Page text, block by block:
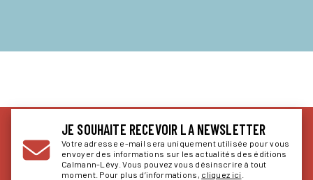
JE SOUHAITE RECEVOIR LA NEWSLETTER
Votre adresse e-mail sera uniquement utilisée pour vous
envoyer des informations sur les actualités des éditions
Calmann-Lévy. Vous pouvez vous désinscrire à tout
moment. Pour plus d’informations, cliquez ici